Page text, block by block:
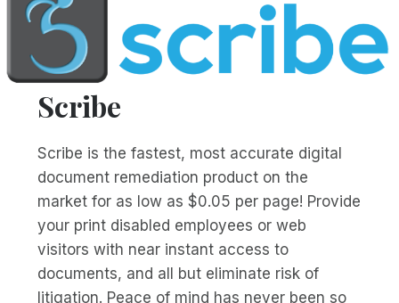
Scribe
Scribe is the fastest, most accurate digital
document remediation product on the
market for as low as $0.05 per page! Provide
your print disabled employees or web
visitors with near instant access to
documents, and all but eliminate risk of
litigation. Peace of mind has never been so